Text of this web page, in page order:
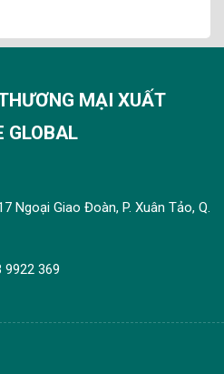
MẠI XUẤT
GLOBAL
Ngoại Giao Đoàn, P. Xuân Tảo, Q.
9922 369